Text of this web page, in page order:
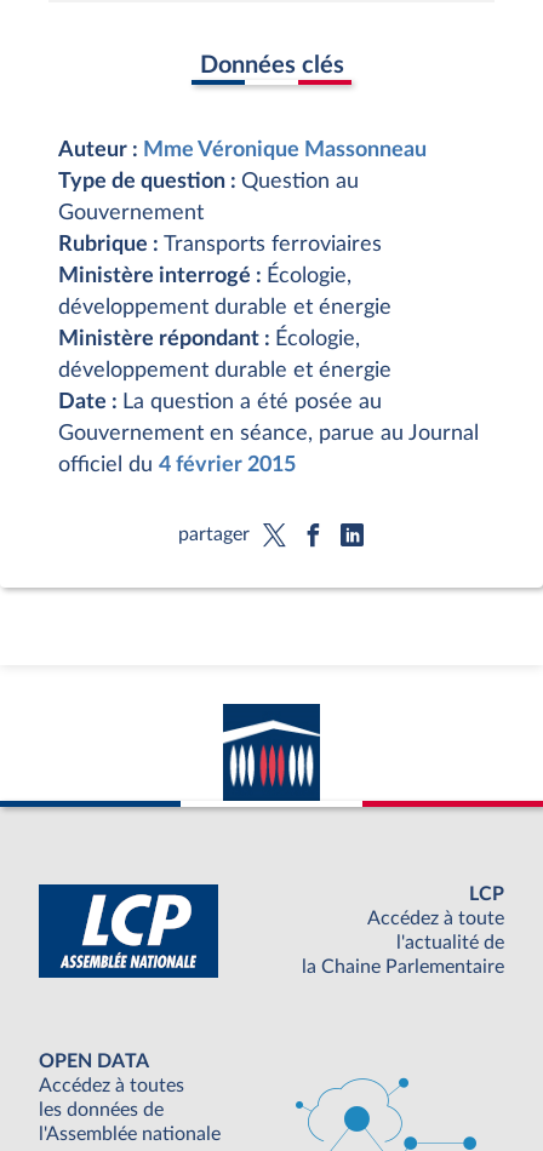
Données clés
Auteur : Mme Véronique Massonneau
Type de question : Question au
Gouvernement
Rubrique : Transports ferroviaires
Ministère interrogé : Écologie,
développement durable et énergie
Ministère répondant : Écologie,
développement durable et énergie
Date : La question a été posée au
Gouvernement en séance, parue au Journal
officiel du 4 février 2015
partager
LCP
Accédez à toute
l'actualité de
la Chaine Parlementaire
OPEN DATA
Accédez à toutes
les données de
l'Assemblée nationale